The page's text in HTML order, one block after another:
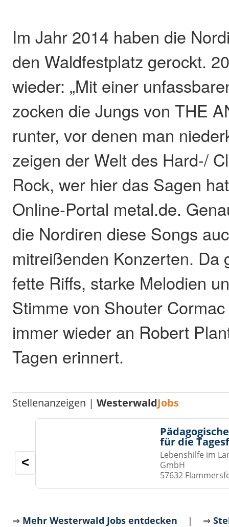
Im Jahr 2014 haben die
den Waldfestplatz gerockt.
wieder: „Mit einer
zocken die Jungs von THE
runter, vor denen man
zeigen der Welt des Hard-/
Rock, wer hier das Sagen
Online-Portal metal.de.
die Nordiren diese Songs
mitreißenden Konzerten. Da
fette Riffs, starke Melodien
Stimme von Shouter
immer wieder an Robert
Tagen erinnert.
Stellenanzeigen |WesterwaldJobs
für die
Lebenshilfe im
GmbH
57632
<
⇒ Mehr Westerwald Jobs entdecken | ⇒